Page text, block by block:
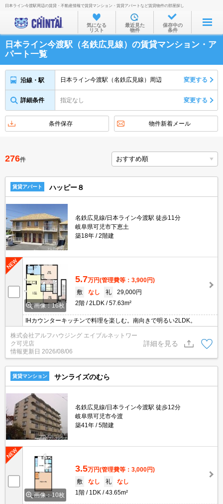
お部屋を探す
沿線・駅から
住所から
家賃相場から
不動産会社から
日本ライン今渡駅周辺の賃貸・不動産情報で賃貸マンション・賃貸アパートなど賃貸物件の部屋探し
気になる
リスト
最近見た
物件
保存中の
条件
日本ライン今渡駅（名鉄広見線）の賃貸マンション・ア
パート一覧
沿線・駅 日本ライン今渡駅（名鉄広見線）周辺 変更する
詳細条件 指定なし 変更する
条件保存 物件新着メール
276件
賃貸アパート ハッピー８
名鉄広見線/日本ライン今渡駅 徒歩11分
岐阜県可児市下恵土
築18年
2階建
画像：16枚
5.7万円(管理費等：3,900円)
敷
なし 礼
29,000円
2階
2LDK 57.63m²
IHカウンターキッチンで料理を楽しむ。南向きで明るい2LDK。
株式会社アルフハウジング エイブルネットワー
ク可児店
情報更新日 2026/08/06
詳細を見る
賃貸マンション サンライズのむら
名鉄広見線/日本ライン今渡駅 徒歩12分
岐阜県可児市今渡
築41年
5階建
画像：10枚
3.5万円(管理費等：3,000円)
敷
なし 礼
なし
1階
1DK 43.65m²